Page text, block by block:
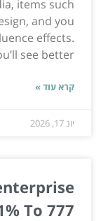
items such
and you
effects.
see better...
קרא עוד »
יונ 17, 2026
To 777